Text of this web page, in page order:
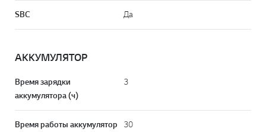
SBC Да
АККУМУЛЯТОР
Время зарядки
аккумулятора (ч)
3
Время работы аккумулятор
30